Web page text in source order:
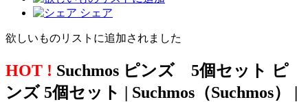
シェア
欲しいものリストに追加されました
HOT ! Suchmos ピンズ 5個セット ピ
ンズ 5個セット | Suchmos（Suchmos） |